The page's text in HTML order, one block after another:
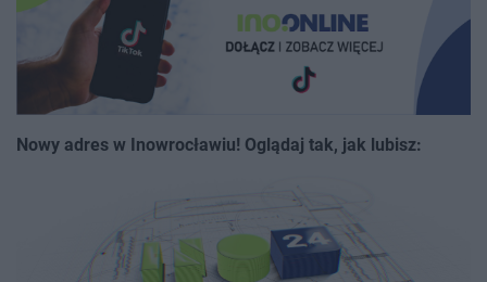
Nowy adres w Inowrocławiu! Oglądaj tak, jak lubisz: